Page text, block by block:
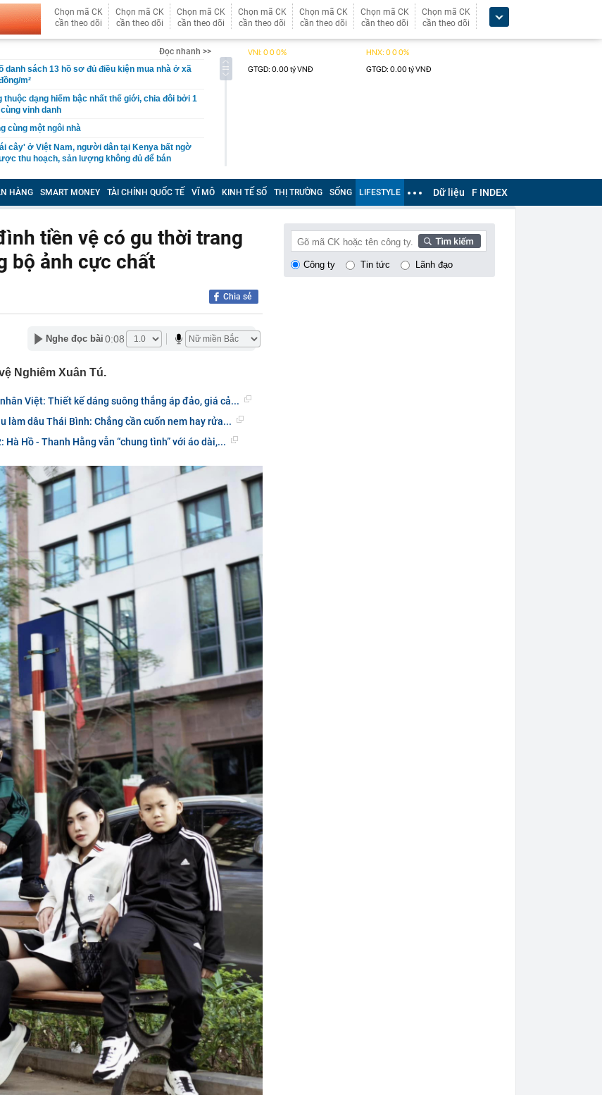
Chọn mã CK
cần theo dõi
Chọn mã CK
cần theo dõi
Chọn mã CK
cần theo dõi
Chọn mã CK
cần theo dõi
Chọn mã CK
cần theo dõi
Chọn mã CK
cần theo dõi
Chọn mã CK
cần theo dõi
Đọc nhanh >>
danh sách 13 hồ sơ đủ điều kiện mua nhà ở xã
m²
thuộc dạng hiếm bậc nhất thế giới, chia đôi bởi 1
vinh danh
cùng một ngôi nhà
cây' ở Việt Nam, người dân tại Kenya bất ngờ
thu hoạch, sản lượng không đủ để bán
NÊN vứt vỏ?
đạt doanh thu gần 1.000 tỷ đồng chỉ trong nửa
tỷ đưa công nghệ tiên tiến nhất thế giới về
người biết cao hơn 3.000 m: Sở hữu rừng đỗ
Bắc, mùa đông phủ băng giá trắng xóa
y tế ở Đắk Lắk
lỗ lũy kế hơn 3.800 tỷ, khoản phải trả nhóm Vin
có thể đón dòng vốn tỷ USD sau nâng hạng
tìm cách nộp tiền
đầu" kịch trần 5 phiên liên tiếp sau khi báo lãi
tỷ đồng trong nửa cuối năm 2026: Động lực
nghiệp tăng trưởng, định giá hợp lý
vay, vì đâu Vietcombank có khoản lãi 2.900 tỷ
toà tháp 35 tầng đắc địa hàng đầu phường Sài
lợi 174 tỷ đồng cho gần 1.700 nhân viên:
miễn học phí, hỗ trợ nửa tiền ăn
MWG có thể mở hơn 1.000 cửa hàng trong
khả năng vượt kế hoạch
HÀNG SMART MONEY TÀI CHÍNH QUỐC TẾ VĨ MÔ KINH TẾ SỐ THỊ TRƯỜNG SỐNG LIFESTYLE Dữ liệu F INDEX
tiền vệ có gu thời trang
bộ ảnh cực chất
Chia sẻ
Nghe đọc bài 0:08
Nghiêm Xuân Tú.
Việt: Thiết kế dáng suông thắng áp đảo, giá cả...
làm dâu Thái Bình: Chẳng cần cuốn nem hay rửa...
Hà Hồ - Thanh Hằng vẫn “chung tình” với áo dài,...
Công ty Tin tức Lãnh đạo